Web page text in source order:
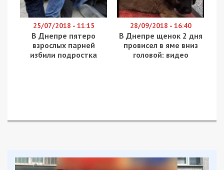
25/07/2018 - 11:15
В Днепре пятеро
взрослых парней
избили подростка
28/09/2018 - 16:40
В Днепре щенок 2 дня
провисел в яме вниз
головой: видео